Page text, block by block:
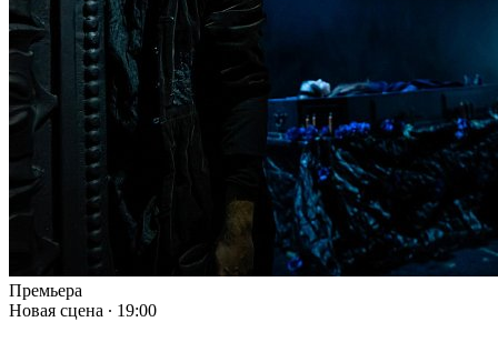
Премьера
Новая сцена ∙ 19:00